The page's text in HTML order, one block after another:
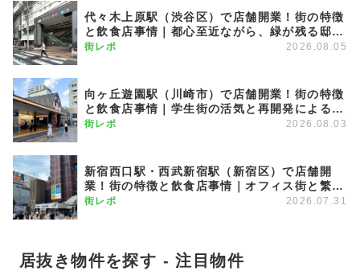
代々木上原駅（渋谷区）で店舗開業！街の特徴
と飲食店事情｜都心至近ながら、緑が残る邸宅
エリア
街レポ 2026.08.05
向ヶ丘遊園駅（川崎市）で店舗開業！街の特徴
と飲食店事情｜学生街の活気と再開発による発
展が期待できる注目のエリア
街レポ 2026.08.03
新宿西口駅・西武新宿駅（新宿区）で店舗開
業！街の特徴と飲食店事情｜オフィス街と繁華
街を繋ぐグラデーション商圏
街レポ 2026.07.31
居抜き物件を探す - 注目物件